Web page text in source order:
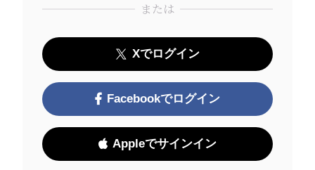
または
Xでログイン
Facebookでログイン
Appleでサインイン